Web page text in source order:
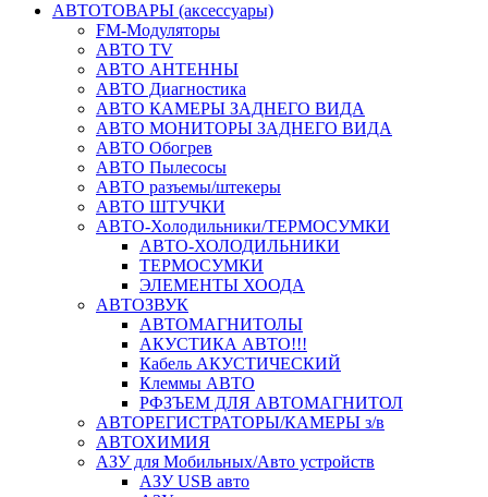
АВТОТОВАРЫ (аксессуары)
FM-Модуляторы
АВТО TV
АВТО АНТЕННЫ
АВТО Диагностика
АВТО КАМЕРЫ ЗАДНЕГО ВИДА
АВТО МОНИТОРЫ ЗАДНЕГО ВИДА
АВТО Обогрев
АВТО Пылесосы
АВТО разъемы/штекеры
АВТО ШТУЧКИ
АВТО-Холодильники/ТЕРМОСУМКИ
АВТО-ХОЛОДИЛЬНИКИ
ТЕРМОСУМКИ
ЭЛЕМЕНТЫ ХООДА
АВТОЗВУК
АВТОМАГНИТОЛЫ
АКУСТИКА АВТО!!!
Кабель АКУСТИЧЕСКИЙ
Клеммы АВТО
РФЗЪЕМ ДЛЯ АВТОМАГНИТОЛ
АВТОРЕГИСТРАТОРЫ/КАМЕРЫ з/в
АВТОХИМИЯ
АЗУ для Мобильных/Авто устройств
АЗУ USB авто